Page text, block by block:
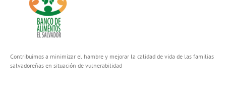
Contribuimos a minimizar el hambre y mejorar la calidad de vida de las familias
salvadoreñas en situación de vulnerabilidad